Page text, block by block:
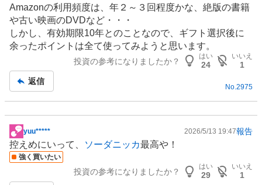
Amazonの利用頻度は、年２～３回程度かな、絶版の書籍
や古い映画のDVDなど・・・
しかし、有効期限10年とのことなので、ギフト選択後に
余ったポイントは全て使ってみようと思います。
投資の参考になりましたか？
はい
24
いいえ
1
返信
No.2975
掲
示
板
yuu***** 2026/5/13 19:47報告
控えめにいって、 ソーダニッカ最高や！
強く買いたい
投資の参考になりましたか？
はい
29
いいえ
1